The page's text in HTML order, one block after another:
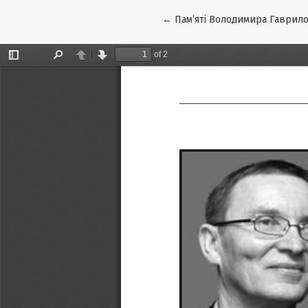
← Повернутися до подробиць
Пам’яті Володимира